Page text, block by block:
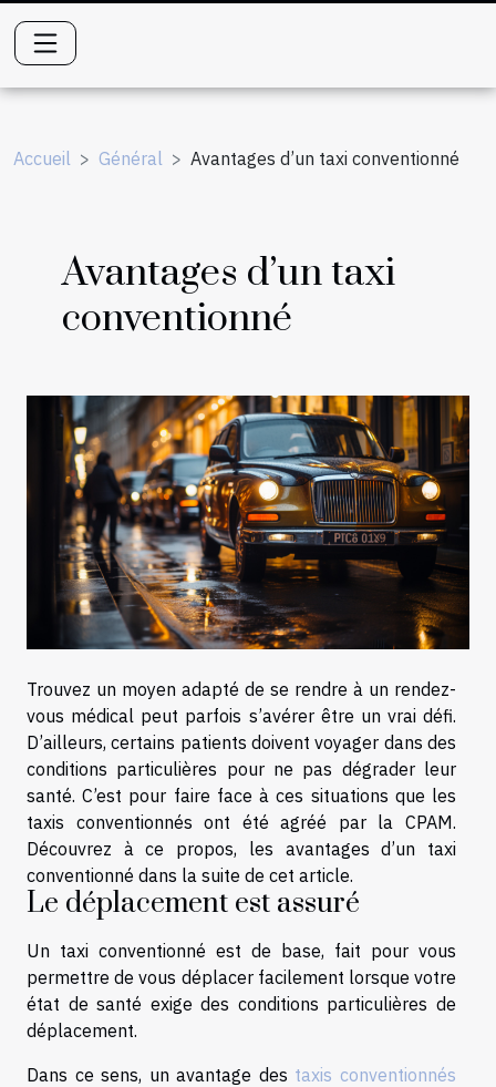
Accueil Général Avantages d’un taxi conventionné
Avantages d’un taxi
conventionné
Trouvez un moyen adapté de se rendre à un rendez-
vous médical peut parfois s’avérer être un vrai défi.
D’ailleurs, certains patients doivent voyager dans des
conditions particulières pour ne pas dégrader leur
santé. C’est pour faire face à ces situations que les
taxis conventionnés ont été agréé par la CPAM.
Découvrez à ce propos, les avantages d’un taxi
conventionné dans la suite de cet article.
Le déplacement est assuré
Un taxi conventionné est de base, fait pour vous
permettre de vous déplacer facilement lorsque votre
état de santé exige des conditions particulières de
déplacement.
Dans ce sens, un avantage des taxis conventionnés